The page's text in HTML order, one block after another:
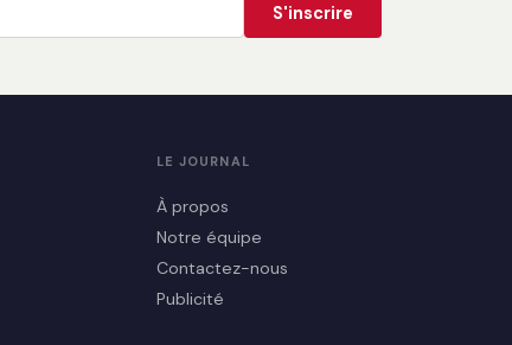
S'inscrire
LE JOURNAL
À propos
Notre équipe
Contactez-nous
Publicité